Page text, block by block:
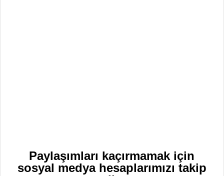
Paylaşımları kaçırmamak için
sosyal medya hesaplarımızı takip